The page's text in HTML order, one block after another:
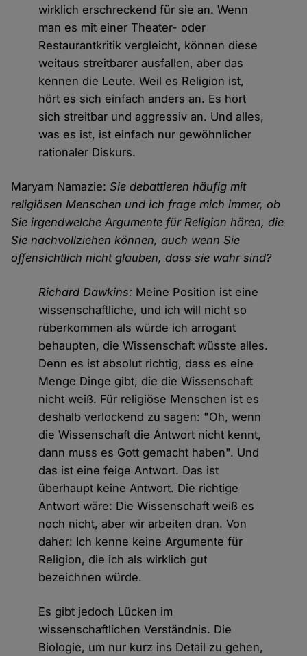
wirklich erschreckend für sie an. Wenn
man es mit einer Theater- oder
Restaurantkritik vergleicht, können diese
weitaus streitbarer ausfallen, aber das
kennen die Leute. Weil es Religion ist,
hört es sich einfach anders an. Es hört
sich streitbar und aggressiv an. Und alles,
was es ist, ist einfach nur gewöhnlicher
rationaler Diskurs.
Maryam Namazie:Sie debattieren häufig mit
religiösen Menschen und ich frage mich immer, ob
Sie irgendwelche Argumente für Religion hören, die
Sie nachvollziehen können, auch wenn Sie
offensichtlich nicht glauben, dass sie wahr sind?
Richard Dawkins: Meine Position ist eine
wissenschaftliche, und ich will nicht so
rüberkommen als würde ich arrogant
behaupten, die Wissenschaft wüsste alles.
Denn es ist absolut richtig, dass es eine
Menge Dinge gibt, die die Wissenschaft
nicht weiß. Für religiöse Menschen ist es
deshalb verlockend zu sagen: "Oh, wenn
die Wissenschaft die Antwort nicht kennt,
dann muss es Gott gemacht haben". Und
das ist eine feige Antwort. Das ist
überhaupt keine Antwort. Die richtige
Antwort wäre: Die Wissenschaft weiß es
noch nicht, aber wir arbeiten dran. Von
daher: Ich kenne keine Argumente für
Religion, die ich als wirklich gut
bezeichnen würde.
Es gibt jedoch Lücken im
wissenschaftlichen Verständnis. Die
Biologie, um nur kurz ins Detail zu gehen,